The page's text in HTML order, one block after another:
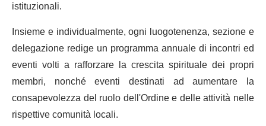
istituzionali.
Insieme e individualmente, ogni luogotenenza, sezione e
delegazione redige un programma annuale di incontri ed
eventi volti a rafforzare la crescita spirituale dei propri
membri, nonché eventi destinati ad aumentare la
consapevolezza del ruolo dell'Ordine e delle attività nelle
rispettive comunità locali.